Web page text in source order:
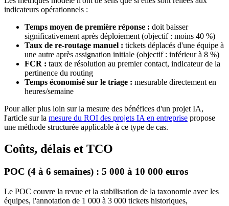
indicateurs opérationnels :
Temps moyen de première réponse : doit baisser
significativement après déploiement (objectif : moins 40 %)
Taux de re-routage manuel : tickets déplacés d'une équipe à
une autre après assignation initiale (objectif : inférieur à 8 %)
FCR : taux de résolution au premier contact, indicateur de la
pertinence du routing
Temps économisé sur le triage : mesurable directement en
heures/semaine
Pour aller plus loin sur la mesure des bénéfices d'un projet IA,
l'article sur la mesure du ROI des projets IA en entreprise propose
une méthode structurée applicable à ce type de cas.
Coûts, délais et TCO
POC (4 à 6 semaines) : 5 000 à 10 000 euros
Le POC couvre la revue et la stabilisation de la taxonomie avec les
équipes, l'annotation de 1 000 à 3 000 tickets historiques,